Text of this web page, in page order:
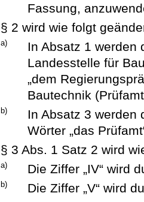
Fassung,
§ 2 wird wie folgt
a)
In Absatz 1 werden
Landesstelle für
„dem
Bautechnik
b)
In Absatz 3 werden
Wörter „das
§ 3 Abs. 1 Satz 2 wird
a) Die Ziffer „IV“ wird
b) Die Ziffer „V“ wird